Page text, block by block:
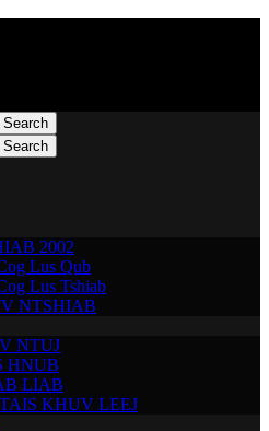
2002
Lus Qub
Lus Tshiab
NTSHIAB
NTUJ
HNUB
LIAB
KHUV LEEJ